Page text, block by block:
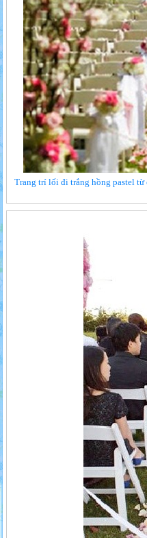
Trang trí lối đi trắng hồng pastel từ